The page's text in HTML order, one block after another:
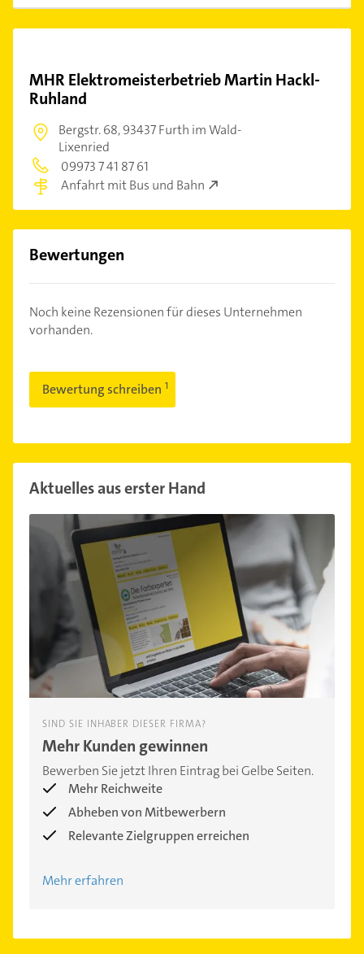
MHR Elektromeisterbetrieb Martin Hackl-
Ruhland
Bergstr. 68,93437 Furth im Wald-
Lixenried
09973 7 41 87 61
Anfahrt mit Bus und Bahn
Bewertungen
Noch keine Rezensionen für dieses Unternehmen
vorhanden.
Bewertung schreiben
Aktuelles aus erster Hand
SIND SIE INHABER DIESER FIRMA?
Mehr Kunden gewinnen
Bewerben Sie jetzt Ihren Eintrag bei Gelbe Seiten.
Mehr Reichweite
Abheben von Mitbewerbern
Relevante Zielgruppen erreichen
Mehr erfahren